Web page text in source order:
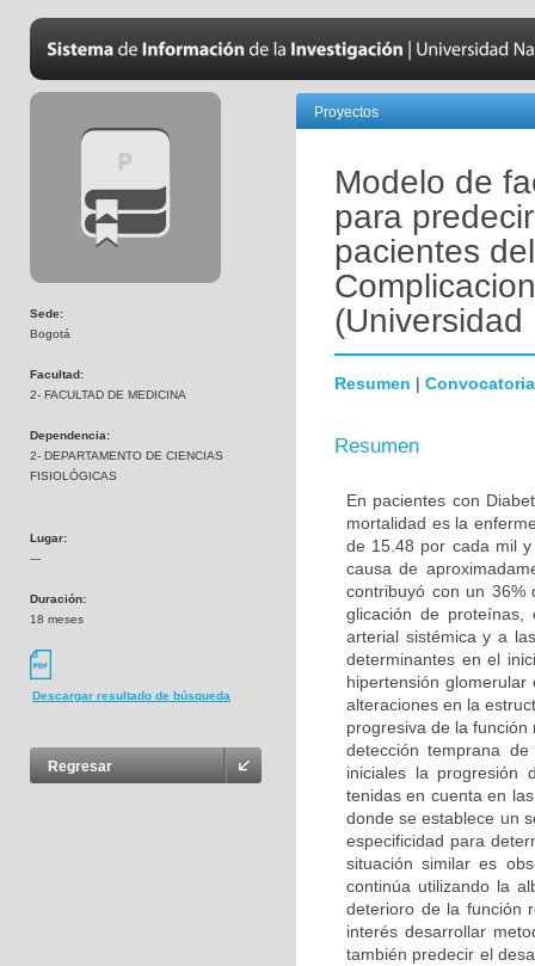
Sede:
Bogotá
Facultad:
2- FACULTAD DE MEDICINA
Dependencia:
2- DEPARTAMENTO DE CIENCIAS
FISIOLÓGICAS
Lugar:
---
Duración:
18 meses
Descargar resultado de búsqueda
Regresar
Proyectos
Modelo de
para
pacientes
Resumen | Convocatoria
Resumen
En pacientes con
mortalidad es la
de 15.48 por cada mil
causa de
contribuyó con un 36%
glicación de proteínas,
arterial sistémica y a
determinantes en el
hipertensión
alteraciones en la
progresiva de la
detección temprana
iniciales la progresión
tenidas en cuenta en
donde se establece un
especificidad para
situación similar es
continúa utilizando la
deterioro de la función
interés desarrollar
también predecir el